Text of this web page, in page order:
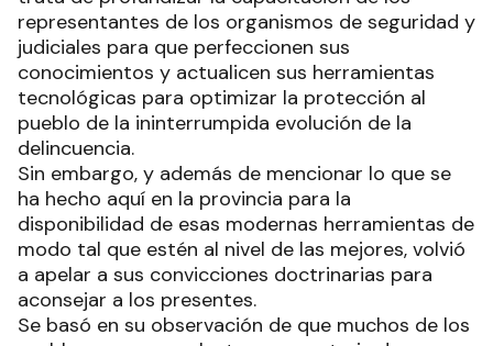
representantes de los organismos de seguridad y
judiciales para que perfeccionen sus
conocimientos y actualicen sus herramientas
tecnológicas para optimizar la protección al
pueblo de la ininterrumpida evolución de la
delincuencia.
Sin embargo, y además de mencionar lo que se
ha hecho aquí en la provincia para la
disponibilidad de esas modernas herramientas de
modo tal que estén al nivel de las mejores, volvió
a apelar a sus convicciones doctrinarias para
aconsejar a los presentes.
Se basó en su observación de que muchos de los